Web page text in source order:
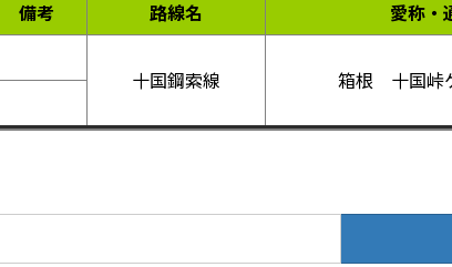
備考 路線名 愛称・
十国鋼索線
箱根 十国峠